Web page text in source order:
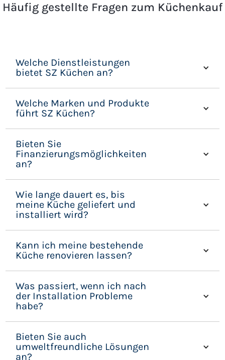
Häufig gestellte Fragen zum Küchenkauf
Welche Dienstleistungen
bietet SZ Küchen an?
Welche Marken und Produkte
führt SZ Küchen?
Bieten Sie
Finanzierungsmöglichkeiten
an?
Wie lange dauert es, bis
meine Küche geliefert und
installiert wird?
Kann ich meine bestehende
Küche renovieren lassen?
Was passiert, wenn ich nach
der Installation Probleme
habe?
Bieten Sie auch
umweltfreundliche Lösungen
an?